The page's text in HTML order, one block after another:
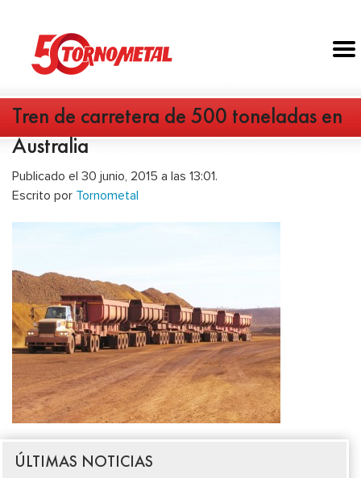
Tren de carretera de 500 toneladas en
Australia
Publicado el 30 junio, 2015 a las 13:01.
Escrito por Tornometal
ÚLTIMAS NOTICIAS